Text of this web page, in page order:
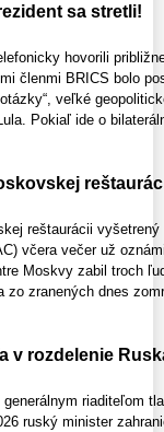
sa stretli!
hovorili
členmi BRICS bolo
otázky“, veľké
Pokiaľ ide o
reštaurácii
včera večer už
Moskvy zabil troch
zo zranených dnes
v rozdelenie
riaditeľom
ruský minister